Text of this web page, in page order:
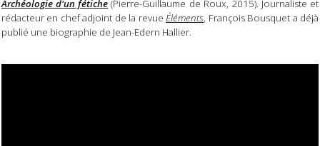
Archéologie d'un fétiche (Pierre-Guillaume de Roux, 2015). Journaliste et
rédacteur en chef adjoint de la revueÉléments, François Bousquet a déjà
publié une biographie de Jean-Edern Hallier.